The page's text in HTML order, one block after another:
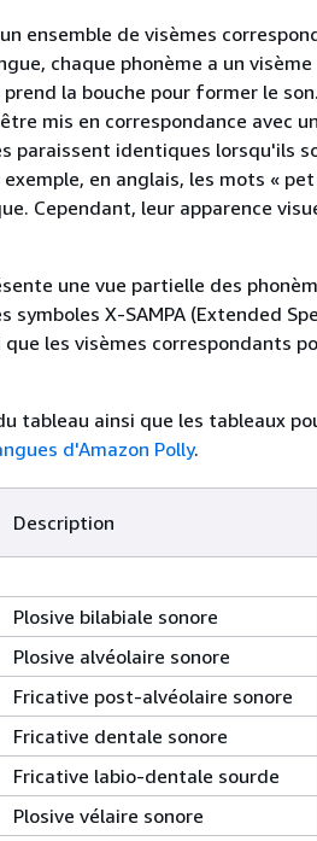
ensemble de visèmes
chaque phonème a un
la bouche pour former le
mis en correspondance avec
paraissent identiques lorsqu'ils
en anglais, les mots «
Cependant, leur apparence
une vue partielle des
symboles X-SAMPA (Extended
les visèmes correspondants
tableau ainsi que les tableaux
d'Amazon Polly.
Description
Plosive bilabiale sonore
Plosive alvéolaire sonore
Fricative post-alvéolaire sonore
Fricative dentale sonore
Fricative labio-dentale sourde
Plosive vélaire sonore